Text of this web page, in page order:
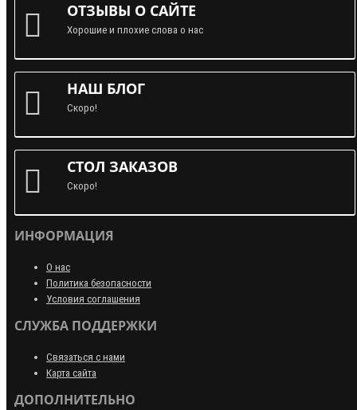
ОТЗЫВЫ О САЙТЕ
Хорошие и плохие слова о нас
НАШ БЛОГ
Скоро!
СТОЛ ЗАКАЗОВ
Скоро!
ИНФОРМАЦИЯ
О нас
Политика безопасности
Условия соглашения
СЛУЖБА ПОДДЕРЖКИ
Связаться с нами
Карта сайта
ДОПОЛНИТЕЛЬНО